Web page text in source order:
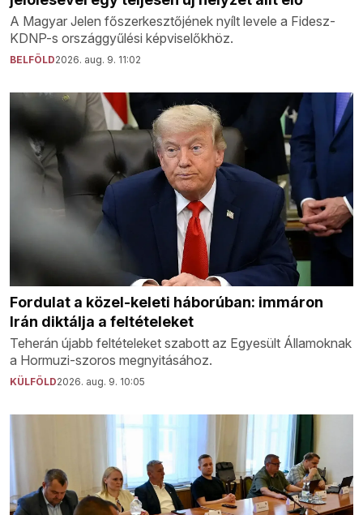
A Magyar Jelen főszerkesztőjének nyílt levele a Fidesz-
KDNP-s országgyűlési képviselőkhöz.
BELFÖLD2026. aug. 9. 11:02
Fordulat a közel-keleti háborúban: immáron
Irán diktálja a feltételeket
Teherán újabb feltételeket szabott az Egyesült Államoknak
a Hormuzi-szoros megnyitásához.
KÜLFÖLD2026. aug. 9. 10:05